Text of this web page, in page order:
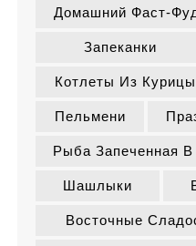
Домашний Фаст-
Запеканки
Котлеты Из Курицы
Пельмени
Рыба Запеченная В
Шашлыки
Восточные